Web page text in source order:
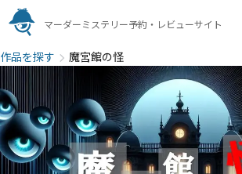
マーダーミステリー予約・レビューサイト
作品を探す 魔宮館の怪